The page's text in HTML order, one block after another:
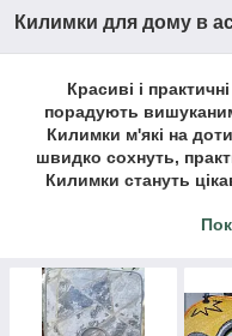
Килимки для дому в
Красиві і
порадують
Килимки м'які на
швидко сохнуть,
Килимки стануть